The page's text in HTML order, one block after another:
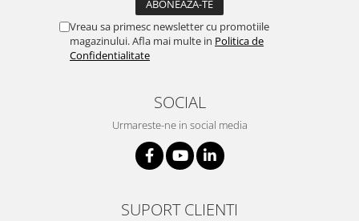
Vreau sa primesc newsletter cu promotiile
magazinului. Afla mai multe in Politica de
Confidentialitate
SOCIAL
Urmareste-ne in social media
SUPORT CLIENTI